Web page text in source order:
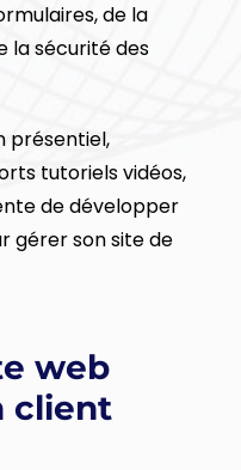
de la
la sécurité des
présentiel,
tutoriels vidéos,
de développer
gérer son site de
web
client